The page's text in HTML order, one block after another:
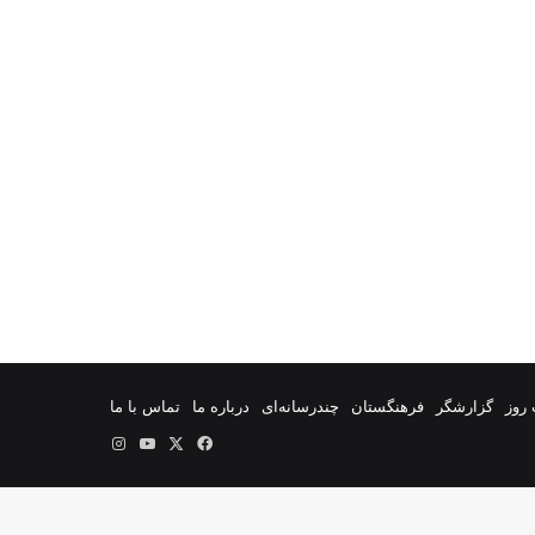
گزارشگر فرهنگستان چندرسانه‌ای درباره ما
تماس با ما
فیس
یوتیوب